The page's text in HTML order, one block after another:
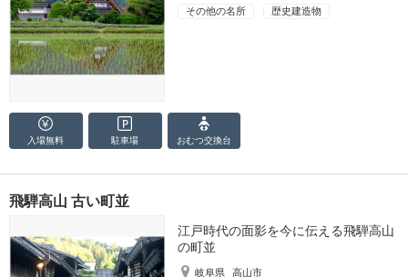
その他の名所 歴史建造物
入場無料 駐車場 おむつ交換台
飛騨高山 古い町並
江戸時代の面影を今に伝える飛騨高山
の町並
岐阜県 高山市